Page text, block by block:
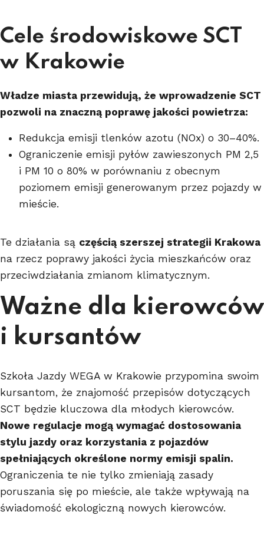
Cele środowiskowe SCT
w Krakowie
Władze miasta przewidują, że wprowadzenie SCT
pozwoli na znaczną poprawę jakości powietrza:
Redukcja emisji tlenków azotu (NOx) o 30–40%.
Ograniczenie emisji pyłów zawieszonych PM 2,5
i PM 10 o 80% w porównaniu z obecnym
poziomem emisji generowanym przez pojazdy w
mieście.
Te działania są częścią szerszej strategii Krakowa
na rzecz poprawy jakości życia mieszkańców oraz
przeciwdziałania zmianom klimatycznym.
Ważne dla kierowców
i kursantów
Szkoła Jazdy WEGA w Krakowie przypomina swoim
kursantom, że znajomość przepisów dotyczących
SCT będzie kluczowa dla młodych kierowców.
Nowe regulacje mogą wymagać dostosowania
stylu jazdy oraz korzystania z pojazdów
spełniających określone normy emisji spalin.
Ograniczenia te nie tylko zmieniają zasady
poruszania się po mieście, ale także wpływają na
świadomość ekologiczną nowych kierowców.